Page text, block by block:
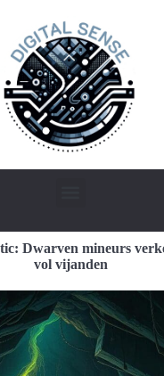
Dwarven mineurs
vol vijanden